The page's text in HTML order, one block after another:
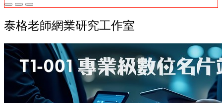
泰格老師網業研究工作室